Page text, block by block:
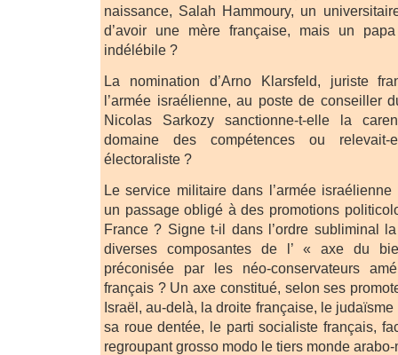
naissance, Salah Hammoury, un
d’avoir une mère française, mais un
indélébile ?
La nomination d’Arno Klarsfeld, juriste
l’armée israélienne, au poste de conseiller
Nicolas Sarkozy sanctionne-t-elle la
domaine des compétences ou relevait-
électoraliste ?
Le service militaire dans l’armée
un passage obligé à des promotions
France ? Signe t-il dans l’ordre subliminal
diverses composantes de l’ « axe du
préconisée par les néo-conservateurs
français ? Un axe constitué, selon ses
Israël, au-delà, la droite française, le
sa roue dentée, le parti socialiste français,
regroupant grosso modo le tiers monde